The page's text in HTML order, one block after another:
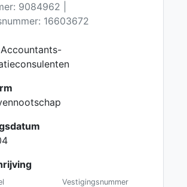
9084962 |
16603672
Accountants-
Vestigingsnummer